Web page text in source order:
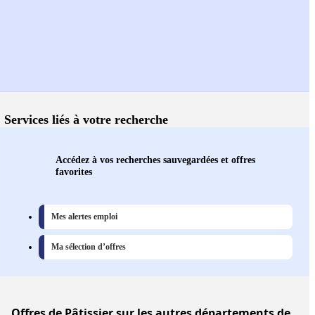
Services liés à votre recherche
Accédez à vos recherches sauvegardées et offres
favorites
Mes alertes emploi
Ma sélection d’offres